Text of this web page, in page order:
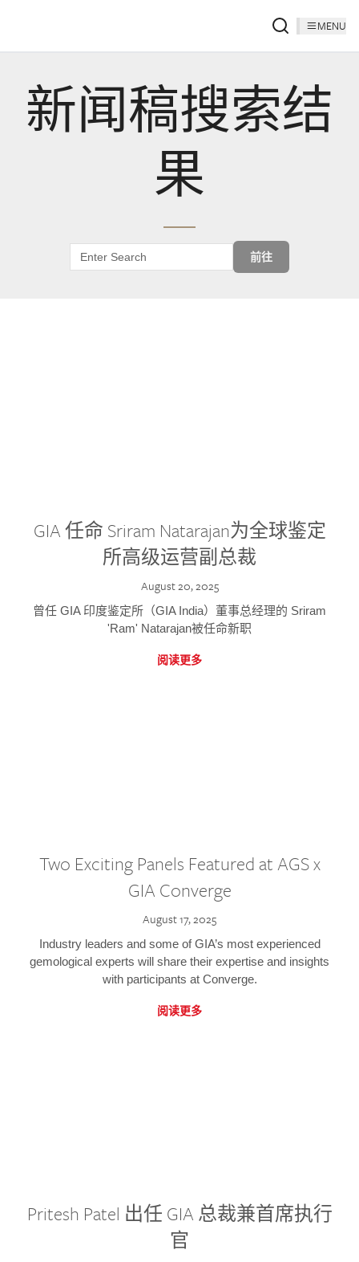
MENU
新闻稿搜索结
果
前往
GIA 任命 Sriram Natarajan为全球鉴定
所高级运营副总裁
August 20, 2025
曾任 GIA 印度鉴定所（GIA India）董事总经理的 Sriram
'Ram' Natarajan被任命新职
阅读更多
Two Exciting Panels Featured at AGS x
GIA Converge
August 17, 2025
Industry leaders and some of GIA’s most experienced
gemological experts will share their expertise and insights
with participants at Converge.
阅读更多
Pritesh Patel 出任 GIA 总裁兼首席执行
官